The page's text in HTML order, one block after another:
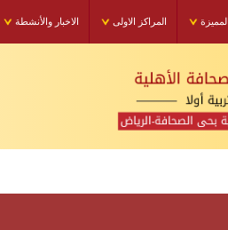
المراكز الاولى الاخبار والأنشطة